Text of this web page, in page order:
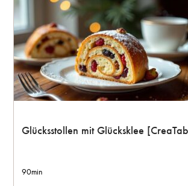
Glücksstollen mit Glücksklee
90min